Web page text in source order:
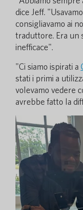
dice Jeff.
consigliavamo ai
traduttore. Era un
inefficace".
"Ci siamo ispirati a
stati i primi a
volevamo vedere
avrebbe fatto la